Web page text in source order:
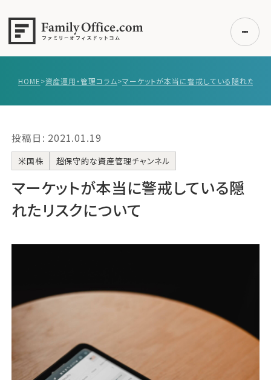
事例紹介
エキスパート一覧
無料講座
コラム
関連書籍
メールマガジン登録
HOME>資産運用・管理コラム>
投稿日: 2021.01.19
米国株 超保守的な資産管理チャンネル
マーケットが本当に警戒している隠
れたリスクについて